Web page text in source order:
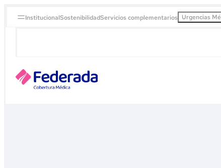
InstitucionalSostenibilidadServicios complementarios Urgencias